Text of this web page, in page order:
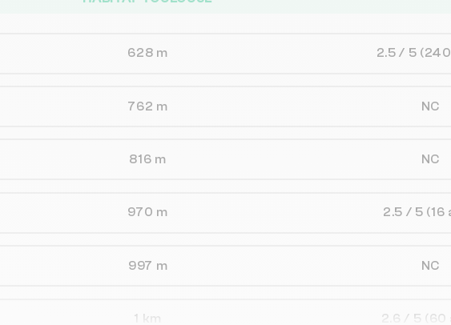
628 m 2.5 / 5
762 m NC
816 m NC
970 m 2.5 / 5 (16
997 m NC
1 km 2.6 / 5 (60